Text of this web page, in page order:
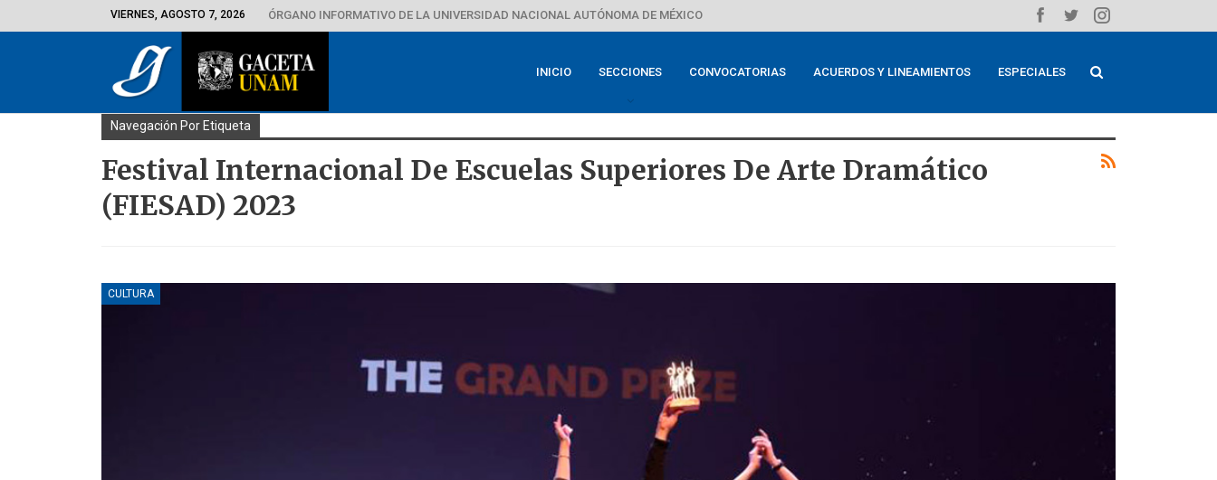
VIERNES, AGOSTO 7, 2026 ÓRGANO INFORMATIVO DE LA UNIVERSIDAD NACIONAL AUTÓNOMA DE MÉXICO
INICIO SECCIONES CONVOCATORIAS ACUERDOS Y LINEAMIENTOS ESPECIALES
Navegación Por Etiqueta
Festival Internacional De Escuelas Superiores De Arte Dramático
(FIESAD) 2023
CULTURA